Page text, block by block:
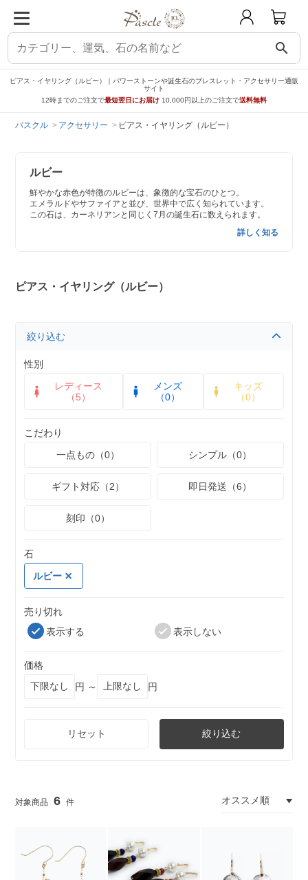
search
ピアス・イヤリング（ルビー）｜パワーストーンや誕生石のブレスレット・アクセサリー通販
サイト
12時までのご注文で最短翌日にお届け 10,000円以上のご注文で送料無料
パスクル アクセサリー ピアス・イヤリング（ルビー）
ルビー
鮮やかな赤色が特徴のルビーは、象徴的な宝石のひとつ。
エメラルドやサファイアと並び、世界中で広く知られています。
この石は、カーネリアンと同じく7月の誕生石に数えられます。
詳しく知る
ピアス・イヤリング（ルビー）
絞り込む
性別
レディース
（5）
メンズ
（0）
キッズ
（0）
こだわり
一点もの（0）
シンプル（0）
ギフト対応（2） 即日発送（6）
刻印（0）
石
ルビー
売り切れ
表示する
表示しない
価格
円 ～
円
リセット 絞り込む
6